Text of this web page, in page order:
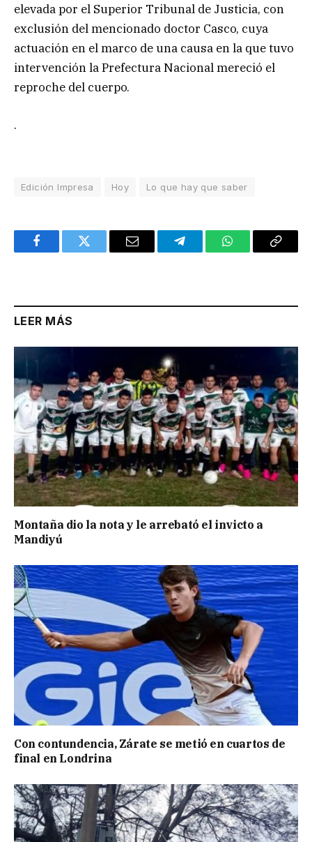
elevada por el Superior Tribunal de Justicia, con
exclusión del mencionado doctor Casco, cuya
actuación en el marco de una causa en la que tuvo
intervención la Prefectura Nacional mereció el
reproche del cuerpo.
.
Edición Impresa Hoy Lo que hay que saber
FacebookTwitter Email TelegramWhatsAppCopy
LEER MÁS
Montaña dio la nota y le arrebató el invicto a
Mandiyú
Con contundencia, Zárate se metió en cuartos de
final en Londrina